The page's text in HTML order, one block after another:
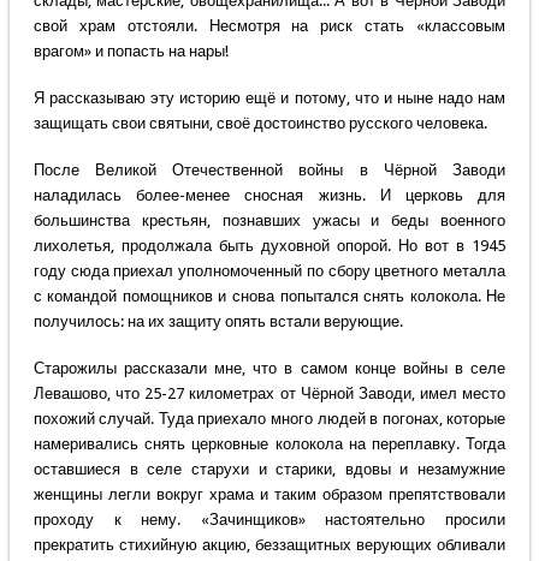
свой храм отстояли. Несмотря на риск стать «классовым
врагом» и попасть на нары!
Я рассказываю эту историю ещё и потому, что и ныне надо нам
защищать свои святыни, своё достоинство русского человека.
После Великой Отечественной войны в Чёрной Заводи
наладилась более-менее сносная жизнь. И церковь для
большинства крестьян, познавших ужасы и беды военного
лихолетья, продолжала быть духовной опорой. Но вот в 1945
году сюда приехал уполномоченный по сбору цветного металла
с командой помощников и снова попытался снять колокола. Не
получилось: на их защиту опять встали верующие.
Старожилы рассказали мне, что в самом конце войны в селе
Левашово, что 25-27 километрах от Чёрной Заводи, имел место
похожий случай. Туда приехало много людей в погонах, которые
намеривались снять церковные колокола на переплавку. Тогда
оставшиеся в селе старухи и старики, вдовы и незамужние
женщины легли вокруг храма и таким образом препятствовали
проходу к нему. «Зачинщиков» настоятельно просили
прекратить стихийную акцию, беззащитных верующих обливали